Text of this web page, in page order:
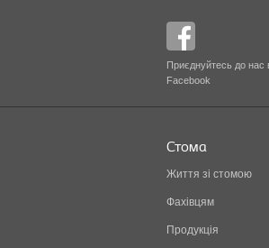
Приєднуйтесь до нас
Facebook
Стома
Життя зі стомою
Фахівцям
Продукція